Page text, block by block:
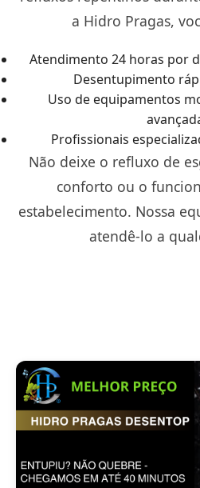
a Hidro Pragas,
Atendimento 24 horas por
Desentupimento
Uso de equipamentos
Profissionais
Não deixe o refluxo de
conforto ou o
estabelecimento. Nossa
atendê-lo a